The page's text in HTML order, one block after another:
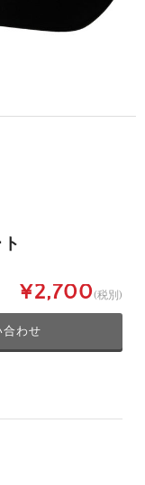
¥2,700(税別)
合わせ